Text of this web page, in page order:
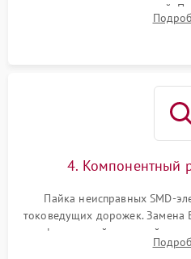
дежурных напряжений.
мультиконтроллера,
4. Компонентный
Пайка неисправных SMD-
токоведущих дорожек. Замена
инфракрасной паяльной
BIOS или замена